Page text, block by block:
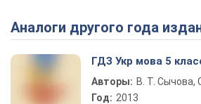
Play
Аналоги другого года
ГДЗ Укр мова 5
Авторы: В. Т. Сычова,
Год: 2013